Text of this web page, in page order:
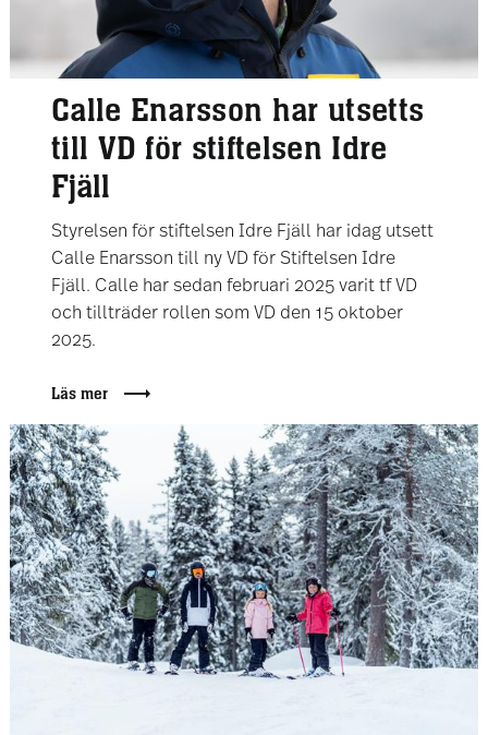
Calle Enarsson har utsetts
till VD för stiftelsen Idre
Fjäll
Styrelsen för stiftelsen Idre Fjäll har idag utsett
Calle Enarsson till ny VD för Stiftelsen Idre
Fjäll. Calle har sedan februari 2025 varit tf VD
och tillträder rollen som VD den 15 oktober
2025.
Läs mer